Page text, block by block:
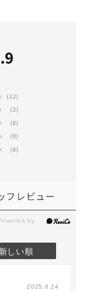
(12)
(2)
(0)
(0)
(0)
フレビュー
しい順
2025.8.24